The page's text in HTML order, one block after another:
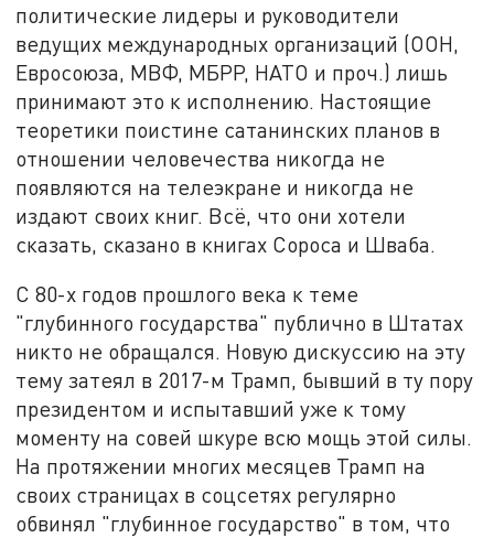
политические лидеры и руководители
ведущих международных организаций (ООН,
Евросоюза, МВФ, МБРР, НАТО и проч.) лишь
принимают это к исполнению. Настоящие
теоретики поистине сатанинских планов в
отношении человечества никогда не
появляются на телеэкране и никогда не
издают своих книг. Всё, что они хотели
сказать, сказано в книгах Сороса и Шваба.
С 80-х годов прошлого века к теме
"глубинного государства" публично в Штатах
никто не обращался. Новую дискуссию на эту
тему затеял в 2017-м Трамп, бывший в ту пору
президентом и испытавший уже к тому
моменту на совей шкуре всю мощь этой силы.
На протяжении многих месяцев Трамп на
своих страницах в соцсетях регулярно
обвинял "глубинное государство" в том, что